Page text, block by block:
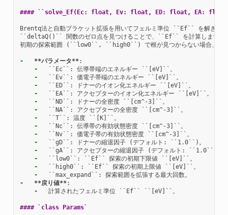
#### ``solve_Ef(Ec: float, Ev: float, ED: float, EA:
Brentq法と自動ブラケット拡張を用いてフェルミ準位 ``Ef`` を解きま
``deltaQ()`` 関数のゼロ点を見つけることで、``Ef`` を計算します。
初期の探索範囲 (``low0``, ``high0``) で根が見つからない場合、自動
- **パラメータ**
-
-
-
-
-
-
-
-
-
-
-
-
-
-
-
**戻り値**
-
  計算されたフェルミ準位 ``Ef`` ``[eV]``。
#### `class Params`